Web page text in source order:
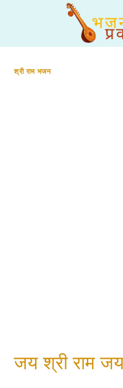
श्री राम भजन
जय श्री राम